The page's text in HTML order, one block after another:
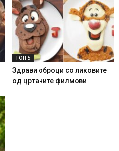
ТОП 5
Здрави оброци со ликовите
од цртаните филмови